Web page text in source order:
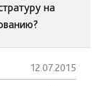
на
12.07.2015